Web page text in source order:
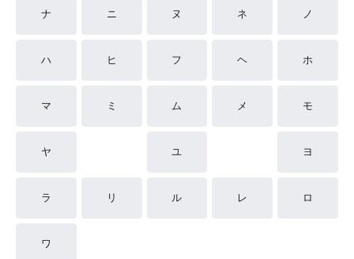
ナ ニ ヌ ネ ノ
ハ ヒ フ ヘ ホ
マ ミ ム メ モ
ヤ ユ ヨ
ラ リ ル レ ロ
ワ